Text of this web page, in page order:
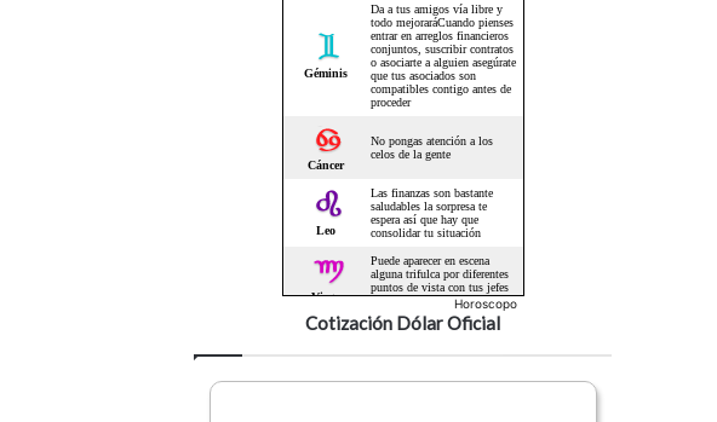
Horoscopo
Cotización Dólar Oficial